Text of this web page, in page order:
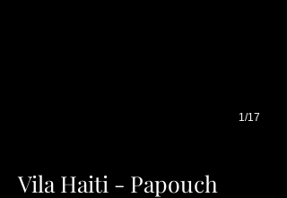
1/17
Vila Haiti - Papouch